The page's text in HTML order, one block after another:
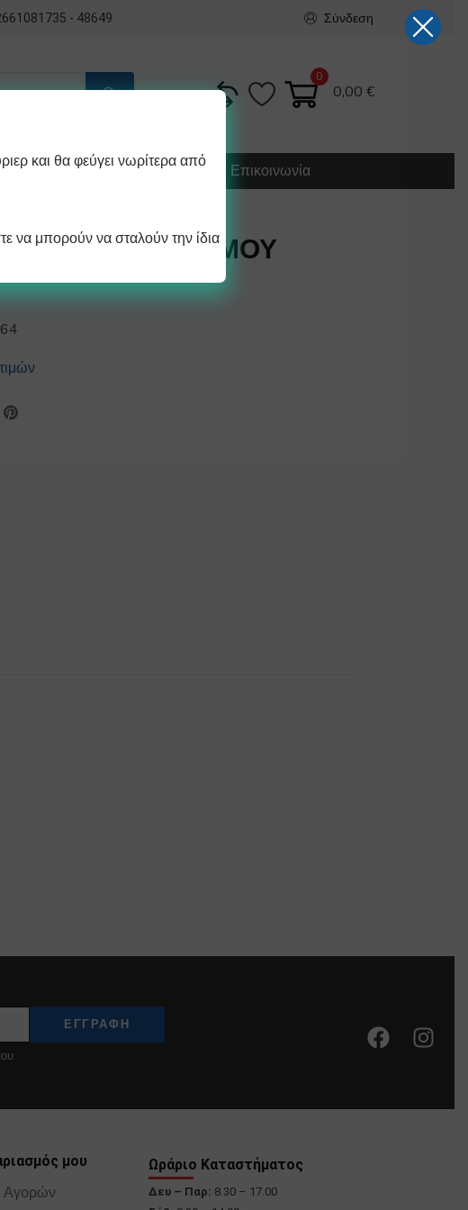
- 48649 Σύνδεση
0
0,00€
Κατασκευή Οδηγίες Επικοινωνία
ΠΑΡΑΓΩΓΗΣ ΑΤΜΟΥ
μου
Αγορών
Ωράριο Καταστήματος
Δευ – Παρ: 8.30 – 17.00
και θα φεύγει νωρίτερα από
να μπορούν να σταλούν την ίδια